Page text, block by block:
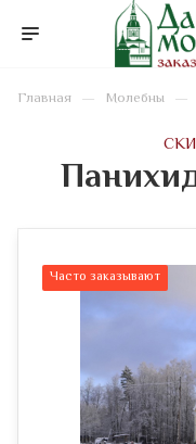
Главная — Молебны —
Часто заказывают